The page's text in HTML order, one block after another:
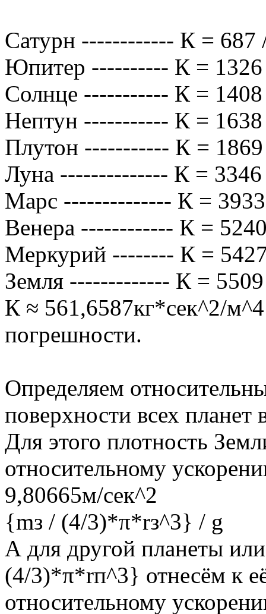
Сатурн ------------ К = 687
Юпитер ---------- К = 1326
Солнце ----------- К =
Нептун ----------- К =
Плутон ----------- К =
Луна -------------- К = 3346
Марс -------------- К =
Венера ------------ К =
Меркурий -------- К =
Земля ------------- К =
К ≈ 561,6587кг*сек^2/
погрешности.
Определяем
поверхности всех планет
Для этого плотность
относительному
9,80665м/сек^2
{mз / (4/3)*π*rз^3} / g
А для другой планеты
(4/3)*π*rп^3} отнесём к
относительному